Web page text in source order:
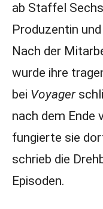
ab Staffel
Produzentin
Nach der
wurde ihre
bei Voyager
nach dem Ende
fungierte sie
schrieb die
Episoden.